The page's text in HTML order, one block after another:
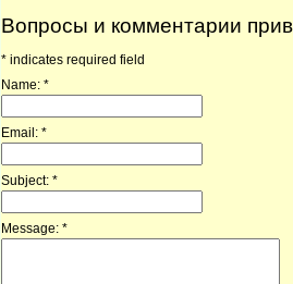
Вопросы и комментарии
* indicates required field
Name: *
Email: *
Subject: *
Message: *